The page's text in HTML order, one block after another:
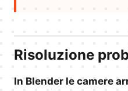
Risoluzione
In Blender le camere